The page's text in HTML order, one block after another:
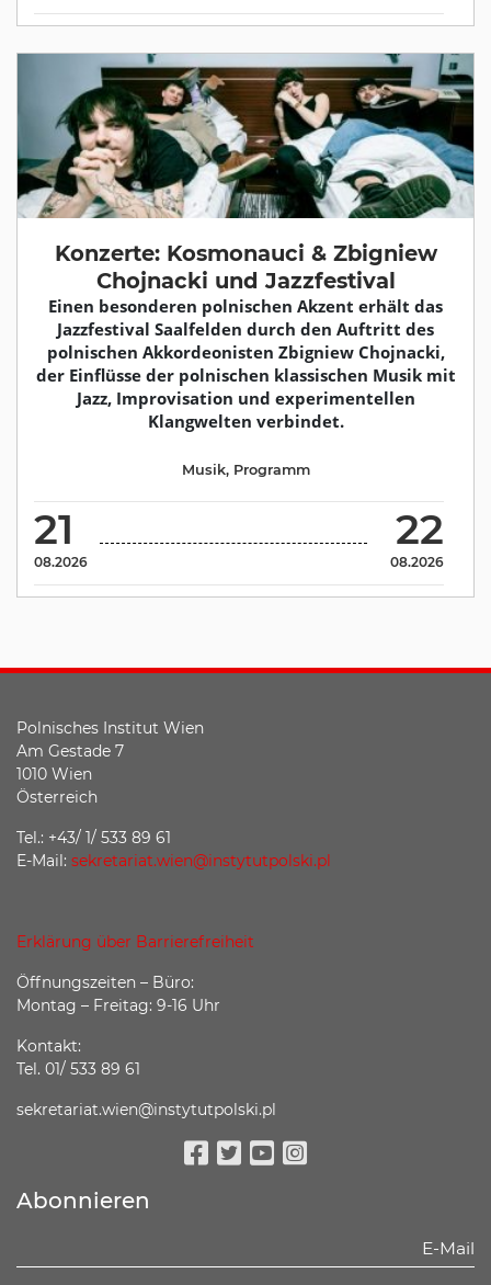
Konzerte: Kosmonauci & Zbigniew
Chojnacki und Jazzfestival
Einen besonderen polnischen Akzent erhält das
Jazzfestival Saalfelden durch den Auftritt des
polnischen Akkordeonisten Zbigniew Chojnacki,
der Einflüsse der polnischen klassischen Musik mit
Jazz, Improvisation und experimentellen
Klangwelten verbindet.
21
08.2026
22
08.2026
Musik, Programm
Polnisches Institut Wien
Am Gestade 7
1010 Wien
Österreich
Tel.: +43/ 1/ 533 89 61
E-Mail: sekretariat.wien@instytutpolski.pl
Erklärung über Barrierefreiheit
Öffnungszeiten – Büro:
Montag – Freitag: 9-16 Uhr
Kontakt:
Tel. 01/ 533 89 61
sekretariat.wien@instytutpolski.pl
Abonnieren